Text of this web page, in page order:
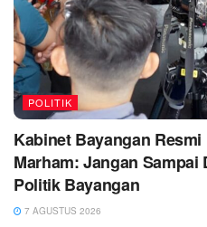
POLITIK
Kabinet Bayangan
Marham: Jangan Sampai
Politik Bayangan
7 AGUSTUS 2026